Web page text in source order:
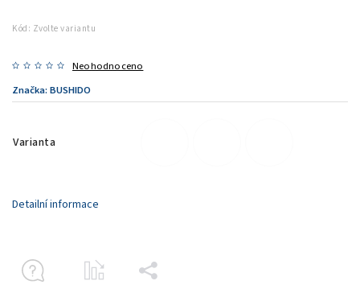
Kód: Zvolte variantu
Neohodnoceno
Značka: BUSHIDO
Varianta
Detailní informace